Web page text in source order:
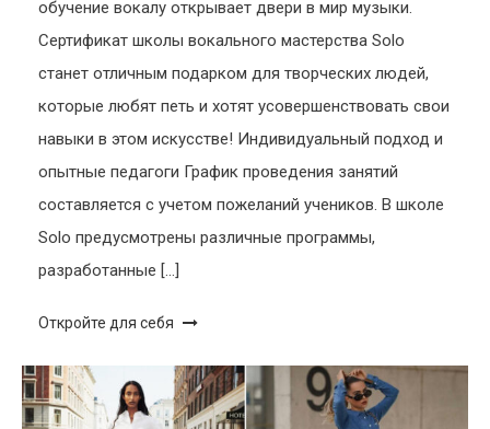
обучение вокалу открывает двери в мир музыки.
Сертификат школы вокального мастерства Solo
станет отличным подарком для творческих людей,
которые любят петь и хотят усовершенствовать свои
навыки в этом искусстве! Индивидуальный подход и
опытные педагоги График проведения занятий
составляется с учетом пожеланий учеников. В школе
Solo предусмотрены различные программы,
разработанные […]
Откройте для себя